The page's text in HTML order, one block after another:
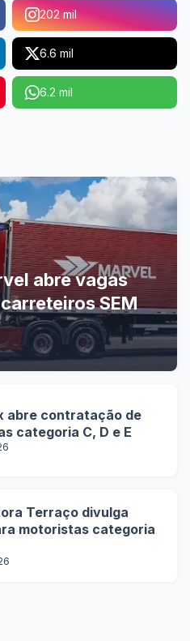
202 mil
6.6 mil
6.2 mil
abre vagas
SEM
abre contratação de
categoria C, D e E
Terraço divulga
motoristas categoria